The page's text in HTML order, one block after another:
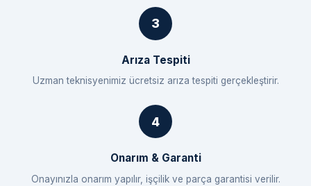
Arıza Tespiti
Uzman teknisyenimiz ücretsiz arıza tespiti gerçekleştirir.
Onarım & Garanti
Onayınızla onarım yapılır, işçilik ve parça garantisi verilir.